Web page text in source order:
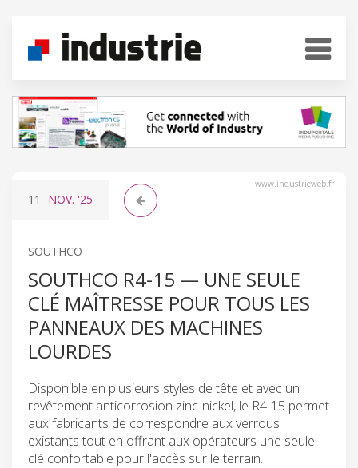
www.industrieweb.fr
11 NOV. '25
SOUTHCO
SOUTHCO R4-15 — UNE SEULE
CLÉ MAÎTRESSE POUR TOUS LES
PANNEAUX DES MACHINES
LOURDES
Disponible en plusieurs styles de tête et avec un
revêtement anticorrosion zinc-nickel, le R4-15 permet
aux fabricants de correspondre aux verrous
existants tout en offrant aux opérateurs une seule
clé confortable pour l'accès sur le terrain.